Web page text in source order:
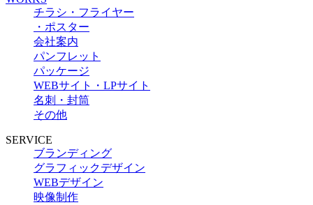
チラシ・フライヤー
・ポスター
会社案内
パンフレット
パッケージ
WEBサイト・LPサイト
名刺・封筒
その他
SERVICE
ブランディング
グラフィックデザイン
WEBデザイン
映像制作